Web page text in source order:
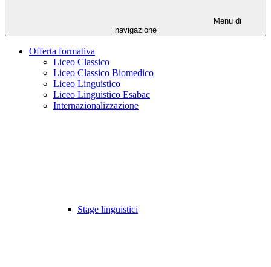
Menu di
navigazione
Offerta formativa
Liceo Classico
Liceo Classico Biomedico
Liceo Linguistico
Liceo Linguistico Esabac
Internazionalizzazione
Stage linguistici